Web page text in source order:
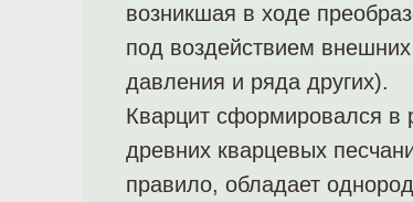
возникшая в ходе
под воздействием
давления и ряда других).
Кварцит сформировался в
древних кварцевых
правило, обладает